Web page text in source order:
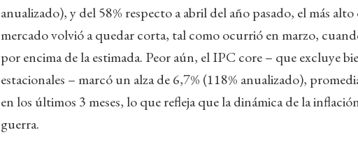
anualizado), y del 58% respecto a abril del año pasado, el más
mercado volvió a quedar corta, tal como ocurrió en marzo,
por encima de la estimada. Peor aún, el IPC core – que excluye
estacionales – marcó un alza de 6,7% (118% anualizado),
en los últimos 3 meses, lo que refleja que la dinámica de la
guerra.